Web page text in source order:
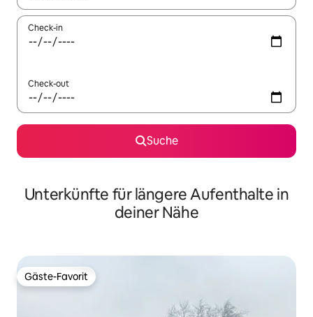
Check-in
Check-out
Suche
Unterkünfte für längere Aufenthalte in
deiner Nähe
Gäste-Favorit
Gäste-Favorit